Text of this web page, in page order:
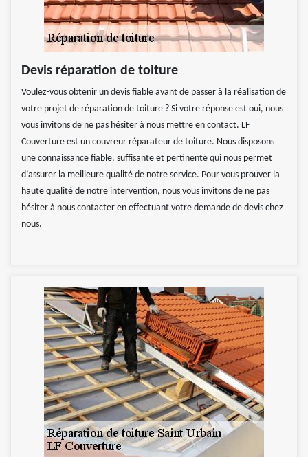
Devis réparation de toiture
Voulez-vous obtenir un devis fiable avant de passer à la réalisation de
votre projet de réparation de toiture ? Si votre réponse est oui, nous
vous invitons de ne pas hésiter à nous mettre en contact. LF
Couverture est un couvreur réparateur de toiture. Nous disposons
une connaissance fiable, suffisante et pertinente qui nous permet
d’assurer la meilleure qualité de notre service. Pour vous prouver la
haute qualité de notre intervention, nous vous invitons de ne pas
hésiter à nous contacter en effectuant votre demande de devis chez
nous.